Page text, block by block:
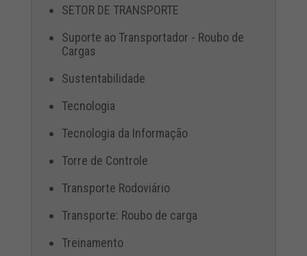
SETOR DE TRANSPORTE
Suporte ao Transportador - Roubo de
Cargas
Sustentabilidade
Tecnologia
Tecnologia da Informação
Torre de Controle
Transporte Rodoviário
Transporte: Roubo de carga
Treinamento